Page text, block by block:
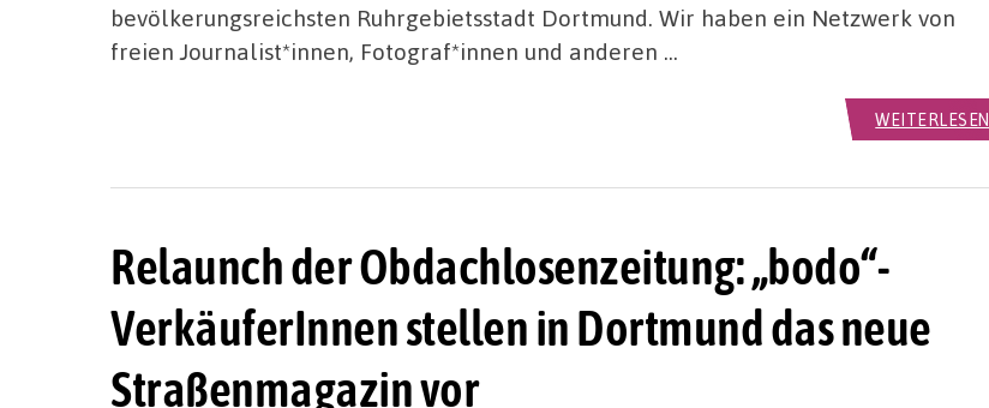
bevölkerungsreichsten Ruhrgebietsstadt Dortmund. Wir haben ein Netzwerk von
freien Journalist*innen, Fotograf*innen und anderen …
WEITERLESEN
Relaunch der Obdachlosenzeitung: „bodo“-
VerkäuferInnen stellen in Dortmund das neue
Straßenmagazin vor